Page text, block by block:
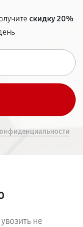
скидку 20%
не